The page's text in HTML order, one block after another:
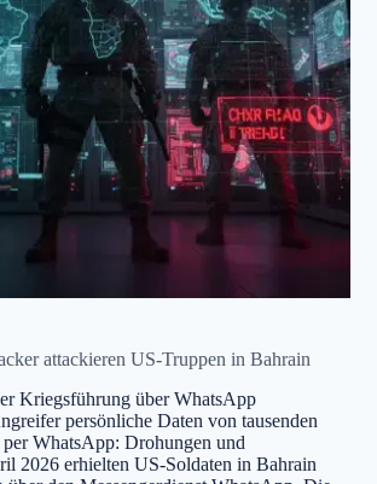
attackieren US-Truppen in Bahrain
Kriegsführung über WhatsApp
persönliche Daten von tausenden
WhatsApp: Drohungen und
2026 erhielten US-Soldaten in Bahrain